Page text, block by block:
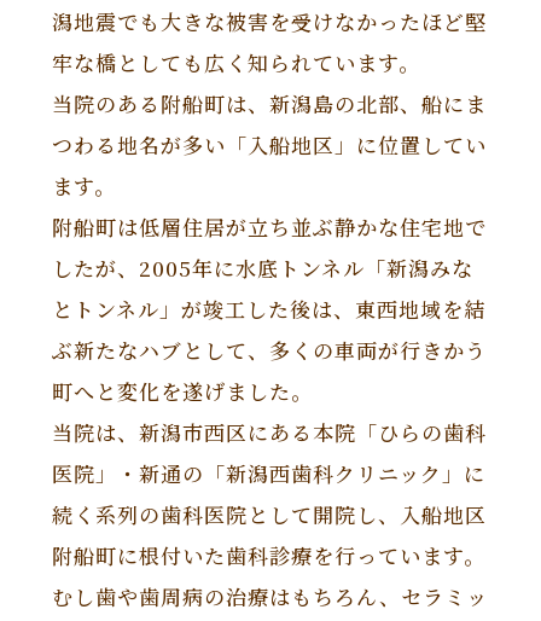
潟地震でも大きな被害を受けなかったほど堅
牢な橋としても広く知られています。
当院のある附船町は、新潟島の北部、船にま
つわる地名が多い「入船地区」に位置してい
ます。
附船町は低層住居が立ち並ぶ静かな住宅地で
したが、2005年に水底トンネル「新潟みな
とトンネル」が竣工した後は、東西地域を結
ぶ新たなハブとして、多くの車両が行きかう
町へと変化を遂げました。
当院は、新潟市西区にある本院「ひらの歯科
医院」・新通の「新潟西歯科クリニック」に
続く系列の歯科医院として開院し、入船地区
附船町に根付いた歯科診療を行っています。
むし歯や歯周病の治療はもちろん、セラミッ